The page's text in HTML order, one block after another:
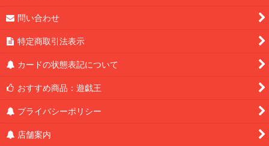
問い合わせ
特定商取引法表示
カードの状態表記について
おすすめ商品：遊戯王
プライバシーポリシー
店舗案内